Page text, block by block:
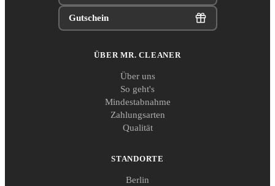
Gutschein
ÜBER MR. CLEANER
Über uns
So geht's
Mindestabnahme
Zahlungsarten
Qualität
STANDORTE
Berlin